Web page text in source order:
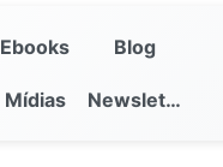
Ebooks Blog
Mídias Newsletter